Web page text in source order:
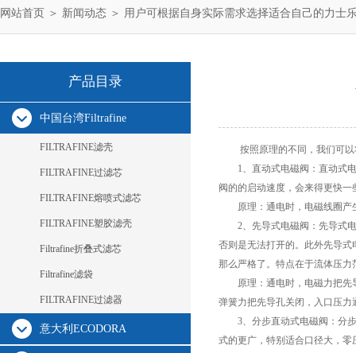
网站首页 ＞ 新闻动态 ＞ 用户可根据自身实际需求选择适合自己的力士
产品目录
中国台湾Filtrafine
FILTRAFINE滤壳
FILTRAFINE过滤芯
FILTRAFINE熔喷式滤芯
FILTRAFINE塑胶滤壳
Filtrafine折叠式滤芯
Filtrafine滤袋
FILTRAFINE过滤器
意大利ECODORA
按照原理的不同，我们可以将
1、直动式电磁阀：直动式电
阀的的启动速度，会来得更快
原理：通电时，电磁线圈产生
2、先导式电磁阀：先导式电
否则是无法打开的。此外先导
那么严格了。特点在于流体压
原理：通电时，电磁力把先导
弹簧力把先导孔关闭，入口压
3、分步直动式电磁阀：分步
式的更广，特别适合口径大，